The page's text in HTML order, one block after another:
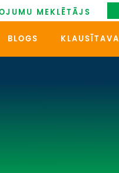
MEKLĒTĀJS
BLOGS KLAUSĪTAVA